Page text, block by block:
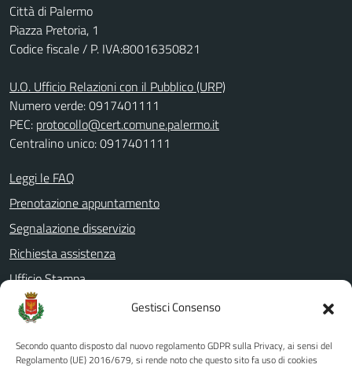
Gestisci Consenso
Secondo quanto disposto dal nuovo regolamento GDPR sulla Privacy, ai sensi del
Regolamento (UE) 2016/679, si rende noto che questo sito fa uso di cookies
Città di Palermo
Piazza Pretoria, 1
Codice fiscale / P. IVA:80016350821
U.O. Ufficio Relazioni con il Pubblico (URP)
Numero verde: 0917401111
PEC: protocollo@cert.comune.palermo.it
Centralino unico: 0917401111
Leggi le FAQ
Prenotazione appuntamento
Segnalazione disservizio
Richiesta assistenza
Ufficio Stampa
Amministrazione Trasparente
Albo pretorio
Informativa privacy